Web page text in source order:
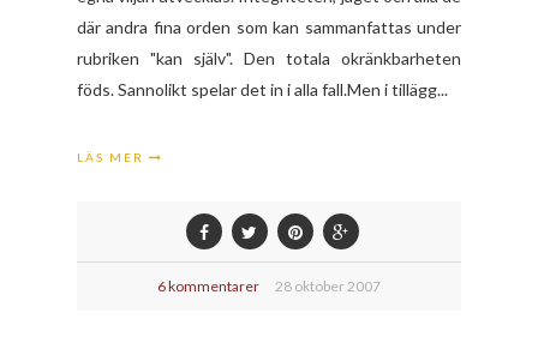
där andra fina orden som kan sammanfattas under
rubriken "kan själv". Den totala okränkbarheten
föds. Sannolikt spelar det in i alla fall.Men i tillägg...
LÄS MER
6 kommentarer 28 oktober 2007